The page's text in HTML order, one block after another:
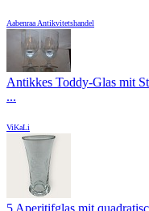
Aabenraa Antikvitetshandel
Antikkes Toddy-Glas mit
...
ViKaLi
5 Aperitifglas mit